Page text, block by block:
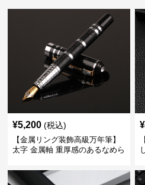
¥5,200 (税込)
【金属リング装飾高級万年筆】
太字 金属軸 重厚感のあるなめら
きに最適
¥